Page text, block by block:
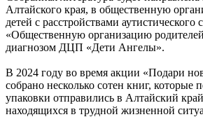
Алтайского края, в общественную
детей с расстройствами аутистического
«Общественную организацию
диагнозом ДЦП «Дети Ангелы».
В 2024 году во время акции «Подари
собрано несколько сотен книг, которые
упаковки отправились в Алтайский
находящихся в трудной жизненной